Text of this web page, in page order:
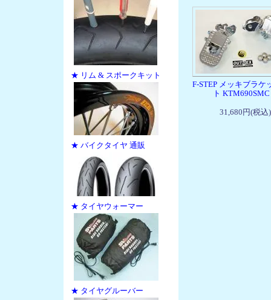
★ リム & スポークキット
★ バイクタイヤ 通販
★ タイヤウォーマー
★ タイヤグルーバー
F-STEP メッキブラケ
ト KTM690SMC
31,680円(税込)